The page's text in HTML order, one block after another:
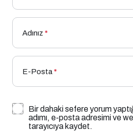
Adınız *
E-Posta*
Bir dahaki sefere yorum
adımı, e-posta adresimi ve
tarayıcıya kaydet.